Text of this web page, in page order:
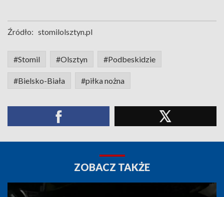
Źródło: stomilolsztyn.pl
#Stomil #Olsztyn #Podbeskidzie
#Bielsko-Biała #piłka nożna
ZOBACZ TAKŻE